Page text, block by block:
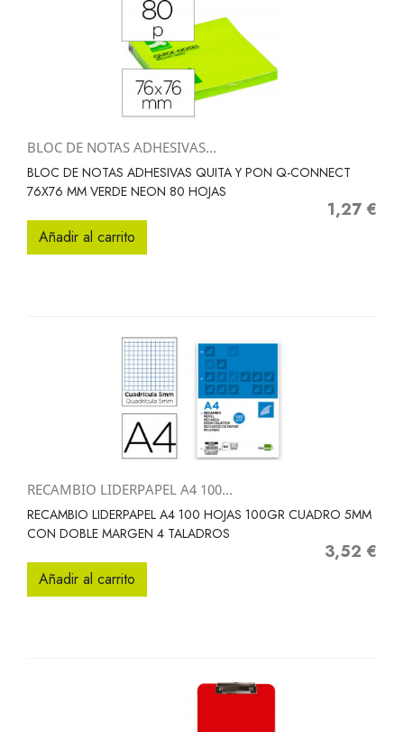
BLOC DE NOTAS ADHESIVAS...
BLOC DE NOTAS ADHESIVAS QUITA Y PON Q-CONNECT
76X76 MM VERDE NEON 80 HOJAS
Precio
1,27 €
Añadir al carrito
RECAMBIO LIDERPAPEL A4 100...
RECAMBIO LIDERPAPEL A4 100 HOJAS 100GR CUADRO 5MM
CON DOBLE MARGEN 4 TALADROS
Precio
3,52 €
Añadir al carrito